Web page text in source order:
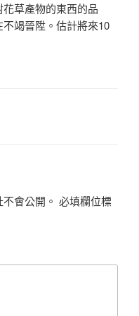
草產物的東西的品
竭晉陞。估計將來10
會公開。 必填欄位標